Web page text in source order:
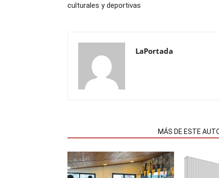
culturales y deportivas
LaPortada
MÁS DE ESTE